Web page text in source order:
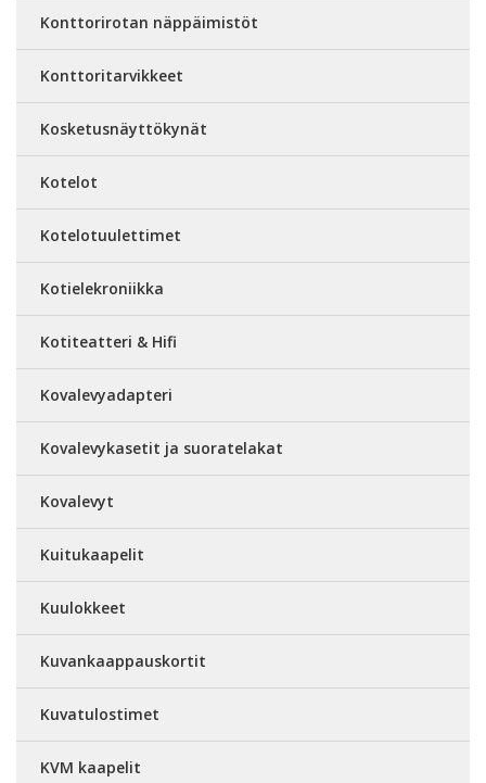
Konttorirotan näppäimistöt
Konttoritarvikkeet
Kosketusnäyttökynät
Kotelot
Kotelotuulettimet
Kotielekroniikka
Kotiteatteri & Hifi
Kovalevyadapteri
Kovalevykasetit ja suoratelakat
Kovalevyt
Kuitukaapelit
Kuulokkeet
Kuvankaappauskortit
Kuvatulostimet
KVM kaapelit